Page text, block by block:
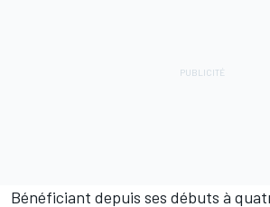
Bénéficiant depuis ses débuts à